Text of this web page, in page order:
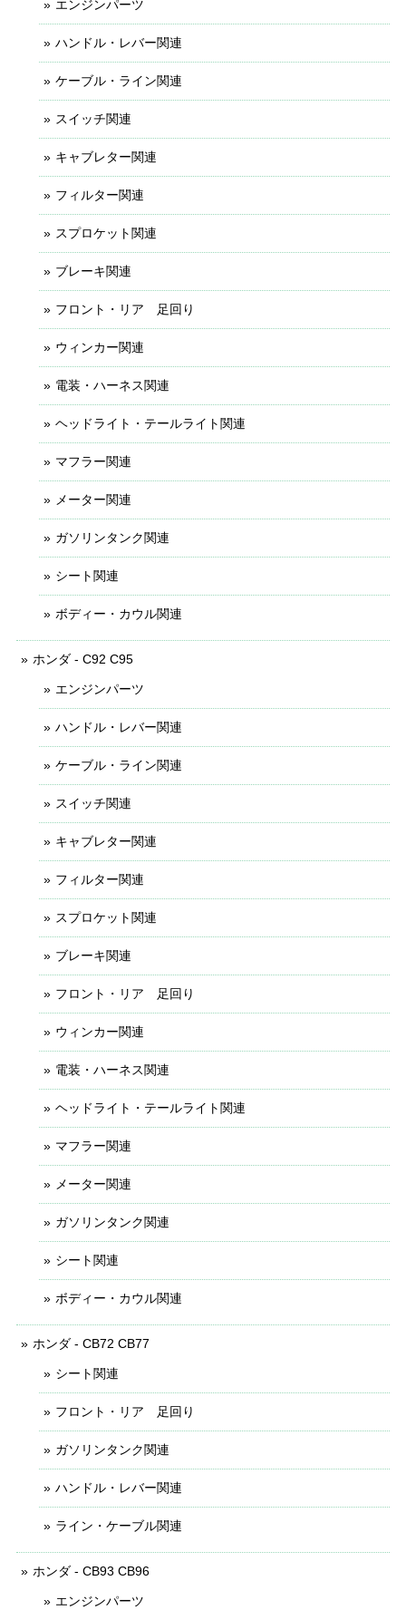
エンジンパーツ
ハンドル・レバー関連
ケーブル・ライン関連
スイッチ関連
キャブレター関連
フィルター関連
スプロケット関連
ブレーキ関連
フロント・リア 足回り
ウィンカー関連
電装・ハーネス関連
ヘッドライト・テールライト関連
マフラー関連
メーター関連
ガソリンタンク関連
シート関連
ボディー・カウル関連
ホンダ - C92 C95
エンジンパーツ
ハンドル・レバー関連
ケーブル・ライン関連
スイッチ関連
キャブレター関連
フィルター関連
スプロケット関連
ブレーキ関連
フロント・リア 足回り
ウィンカー関連
電装・ハーネス関連
ヘッドライト・テールライト関連
マフラー関連
メーター関連
ガソリンタンク関連
シート関連
ボディー・カウル関連
ホンダ - CB72 CB77
シート関連
フロント・リア 足回り
ガソリンタンク関連
ハンドル・レバー関連
ライン・ケーブル関連
ホンダ - CB93 CB96
エンジンパーツ